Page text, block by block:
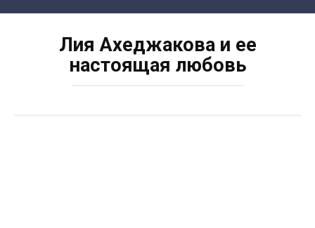
Лия Ахеджакова и ее
настоящая любовь